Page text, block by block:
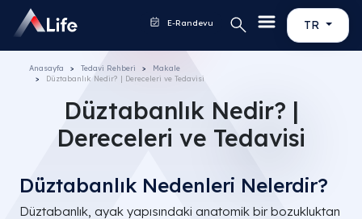
TR
E-Randevu
Anasayfa Tedavi Rehberi
Makale
Düztabanlık Nedir? | Dereceleri ve Tedavisi
Düztabanlık Nedir? |
Dereceleri ve Tedavisi
Düztabanlık Nedenleri Nelerdir?
Düztabanlık, ayak yapısındaki anatomik bir bozukluktan